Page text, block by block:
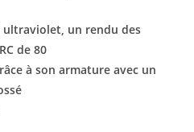
un rendu des
de 80
à son armature avec un